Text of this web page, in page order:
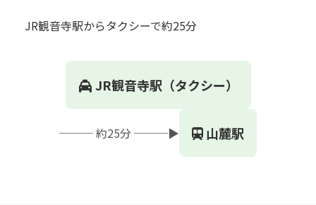
JR観音寺駅からタクシーで約25分
JR観音寺駅（タクシー）
─── 約25分 ───▶ 山麓駅